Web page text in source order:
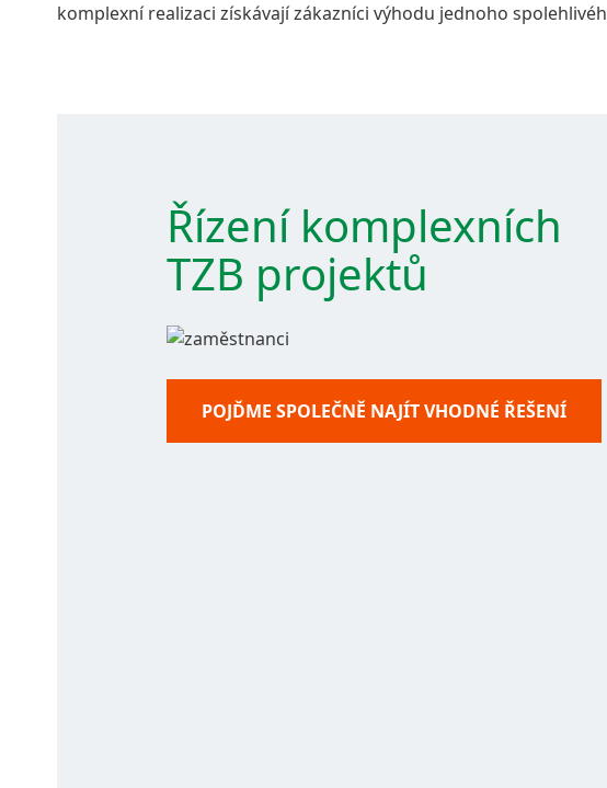
Retrofit VZT
komplexní realizaci získávají zákazníci výhodu jednoho
Řízení komplexních
TZB projektů
POJĎME SPOLEČNĚ NAJÍT VHODNÉ ŘEŠENÍ